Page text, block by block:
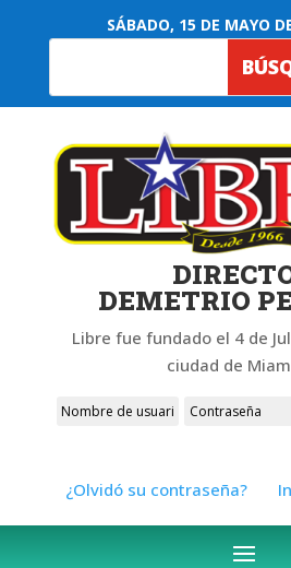
SÁBADO, 15 DE MAYO
DEMETRIO
Libre fue fundado el 4 de
ciudad de
¿Olvidó su contraseña?